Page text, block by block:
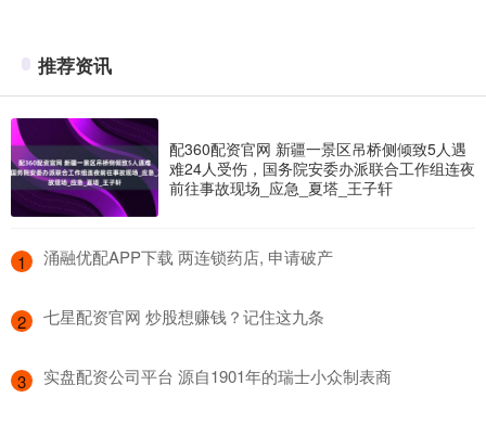
推荐资讯
配360配资官网 新疆一景区吊桥侧倾致5人遇
难24人受伤，国务院安委办派联合工作组连夜
前往事故现场_应急_夏塔_王子轩
1 ​涌融优配APP下载 两连锁药店, 申请破产
2 ​七星配资官网 炒股想赚钱？记住这九条
3 ​实盘配资公司平台 源自1901年的瑞士小众制表商